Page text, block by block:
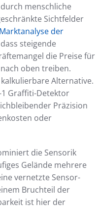
menschliche
Sichtfelder
Marktanalyse der
steigende
die Preise für
oben treiben.
Alternative.
1 Graffiti-Detektor
Präzision
oder
die Sensorik
Gelände mehrere
vernetzte Sensor-
Bruchteil der
ist hier der